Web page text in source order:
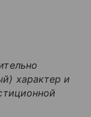
характер и